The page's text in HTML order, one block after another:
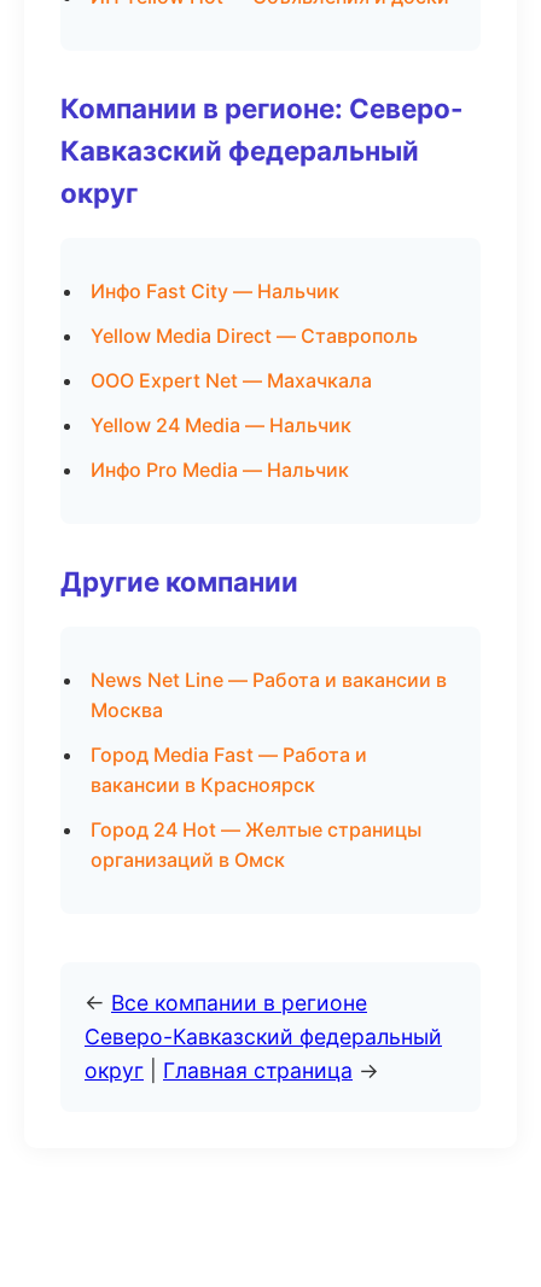
Компании в регионе: Северо-
Кавказский федеральный
округ
Инфо Fast City — Нальчик
Yellow Media Direct — Ставрополь
ООО Expert Net — Махачкала
Yellow 24 Media — Нальчик
Инфо Pro Media — Нальчик
Другие компании
News Net Line — Работа и вакансии в
Москва
Город Media Fast — Работа и
вакансии в Красноярск
Город 24 Hot — Желтые страницы
организаций в Омск
← Все компании в регионе
Северо-Кавказский федеральный
округ
Главная страница →